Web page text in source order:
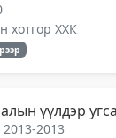
хотгор ХХК
үүлдэр
2013-2013